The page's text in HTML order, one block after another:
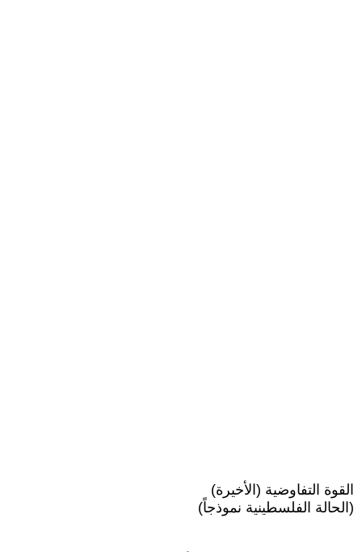
القوة التفاوضية (الأخيرة)
(الحالة الفلسطينية نموذجاً)